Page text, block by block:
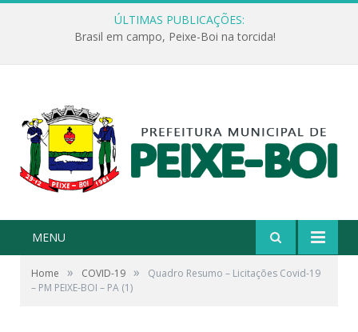
ÚLTIMAS PUBLICAÇÕES:
Brasil em campo, Peixe-Boi na torcida!
MENU
Home » COVID-19 »
Quadro Resumo – Licitações Covid-19
– PM PEIXE-BOI – PA (1)